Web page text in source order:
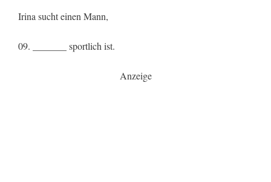
Irina sucht einen Mann,
09. _______ sportlich ist.
Anzeige